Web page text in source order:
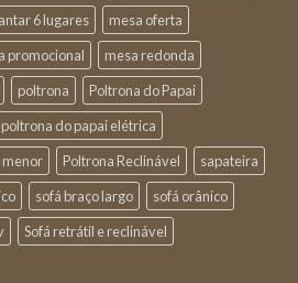
6 lugares
mesa oferta
promocional
mesa redonda
poltrona
Poltrona do Papai
poltrona do papai elétrica
Poltrona Reclinável
sapateira
sofá braço largo
sofá orânico
Sofá retrátil e reclinável